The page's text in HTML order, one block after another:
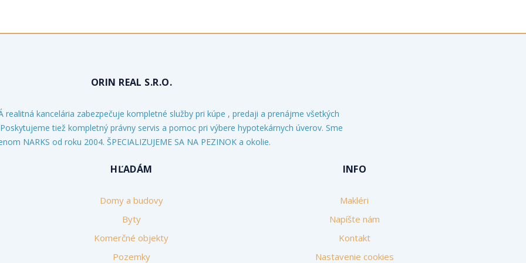
ORIN REAL S.R.O.
realitná kancelária zabezpečuje kompletné služby pri kúpe , predaji a prenájme všetkých
tiež kompletný právny servis a pomoc pri výbere hypotekárnych úverov. Sme
NARKS od roku 2004. ŠPECIALIZUJEME SA NA PEZINOK a okolie.
HĽADÁM
Domy a budovy
Byty
Komerčné objekty
Pozemky
INFO
Makléri
Napíšte nám
Kontakt
Nastavenie cookies